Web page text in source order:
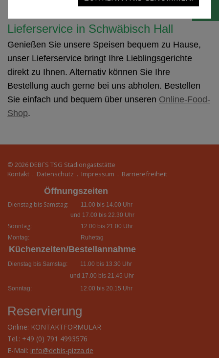
Lieferservice in Schwäbisch Hall
Genießen Sie unsere Speisen bequem zu Hause,
unser Lieferservice bringt Ihre Lieblingsgerichte
direkt zu Ihnen. Alternativ können Sie Ihre
Bestellung auch gerne bei uns abholen. Bestellen
Sie einfach und bequem über unseren Online-Food-
Shop.
© 2026 DEBI´S TSG Stadiongaststätte
Kontakt . Datenschutz . Impressum . Barrierefreiheit
Öffnungszeiten
Dienstag bis Samstag:
11.00 bis 14.00 Uhr
und 17.00 bis 22.30 Uhr
Sonntag:
12.00 bis 21.00 Uhr
Montag:
Ruhetag
Küchenzeiten/Bestellannahme
Dienstag bis Samstag:
11.00 bis 13.30 Uhr
und 17.00 bis 21.45 Uhr
Sonntag:
12.00 bis 20.15 Uhr
Reservierung
Online: KONTAKTFORMULAR
Tel.: +49 (0) 791 4993576
E-Mail: info@debis-pizza.de